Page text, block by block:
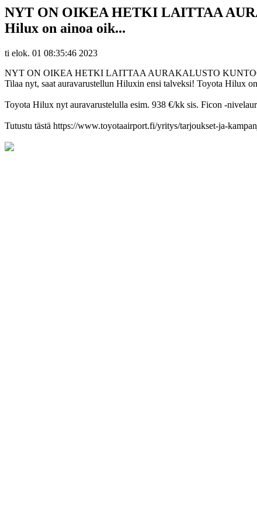
NYT ON OIKEA HETKI LAITTAA
Hilux on ainoa oik...
ti elok. 01 08:35:46 2023
NYT ON OIKEA HETKI LAITTAA AURAKALUSTO
Tilaa nyt, saat auravarustellun Hiluxin ensi talveksi! Toyota Hilux
Toyota Hilux nyt auravarustelulla esim. 938 €/kk sis. Ficon -
Tutustu tästä https://www.toyotaairport.fi/yritys/tarjoukset-ja-